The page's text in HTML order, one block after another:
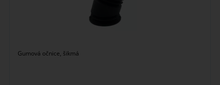
Gumová očnice, šikmá